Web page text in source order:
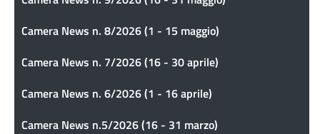
Camera News n. 8/2026 (1 - 15 maggio)
Camera News n. 7/2026 (16 - 30 aprile)
Camera News n. 6/2026 (1 - 16 aprile)
Camera News n.5/2026 (16 - 31 marzo)